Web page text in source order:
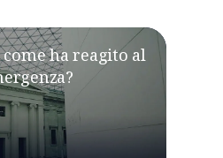
come ha reagito al